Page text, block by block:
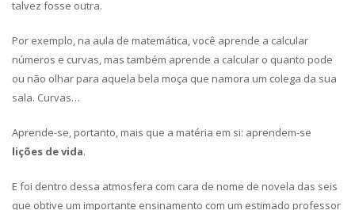
talvez fosse outra.
Por exemplo, na aula de matemática, você aprende a calcular
números e curvas, mas também aprende a calcular o quanto pode
ou não olhar para aquela bela moça que namora um colega da sua
sala. Curvas…
Aprende-se, portanto, mais que a matéria em si: aprendem-se
lições de vida.
E foi dentro dessa atmosfera com cara de nome de novela das seis
que obtive um importante ensinamento com um estimado professor